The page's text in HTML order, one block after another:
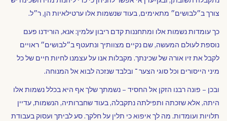
צורך ב״לבושים״ מתאימים, בעוד שנשמות אלו ערטילאיות הן, ר״ל.
כך עומדות נשמות אלו ומתחננות קדם ריבון עלמין: אנא, הורידנו פעם
נוספת לעולם המעשה, שם נקיים מצוותיך ונתעטף ב״לבושים״ ראויים
לקבל את זיו אורה של שכינתך. מקבלות אנו על עצמנו לחיות חיים של כל
מיני הייסורים וכל סוגי הצער ־ ובלבד שנזכה לבוא אל המנוחה.
ובכן – פונה רבנו הזקן אל החסיד – נשמתך שלך אף היא בכלל נשמות אלו
היתה, אלא שזכתה ותפילתה נתקבלה, בעוד שחברותיה, הנשמות, עדיין
תלויות ועומדות. מה לך איפוא כי תלין על חלקך. סע לביתך ועסוק בעבודת